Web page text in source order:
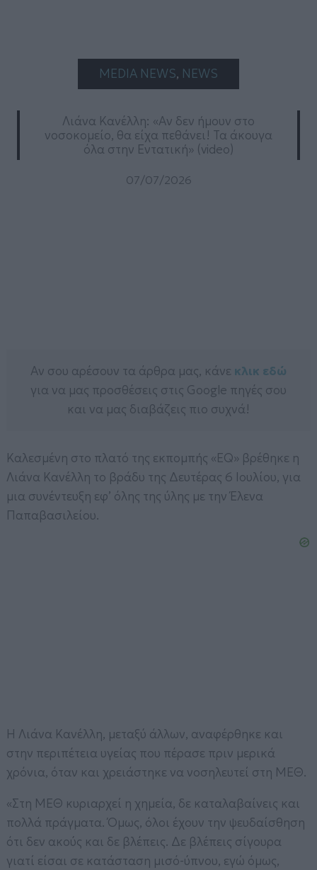
MEDIA NEWS, NEWS
Λιάνα Κανέλλη: «Αν δεν ήμουν στο
νοσοκομείο, θα είχα πεθάνει! Τα άκουγα
όλα στην Εντατική» (video)
07/07/2026
Αν σου αρέσουν τα άρθρα μας, κάνε κλικ εδώ
για να μας προσθέσεις στις Google πηγές σου
και να μας διαβάζεις πιο συχνά!
Καλεσμένη στο πλατό της εκπομπής «EQ» βρέθηκε η
Λιάνα Κανέλλη το βράδυ της Δευτέρας 6 Ιουλίου, για
μια συνέντευξη εφ’ όλης της ύλης με την Έλενα
Παπαβασιλείου.
Η Λιάνα Κανέλλη, μεταξύ άλλων, αναφέρθηκε και
στην περιπέτεια υγείας που πέρασε πριν μερικά
χρόνια, όταν και χρειάστηκε να νοσηλευτεί στη ΜΕΘ.
«Στη ΜΕΘ κυριαρχεί η χημεία, δε καταλαβαίνεις και
πολλά πράγματα. Όμως, όλοι έχουν την ψευδαίσθηση
ότι δεν ακούς και δε βλέπεις. Δε βλέπεις σίγουρα
γιατί είσαι σε κατάσταση μισό-ύπνου, εγώ όμως,